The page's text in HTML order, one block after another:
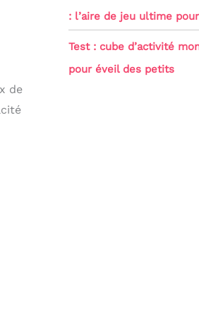
de
: l’aire de jeu ultime
Test : cube d’activité
pour éveil des petits